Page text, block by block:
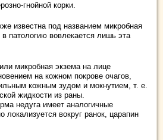
гнойной корки.
известна под названием микробная
в патологию вовлекается лишь эта
микробная экзема на лице
на кожном покрове очагов,
кожным зудом и мокнутием, т. е.
жидкости из раны.
недуга имеет аналогичные
локализуется вокруг ранок, царапин